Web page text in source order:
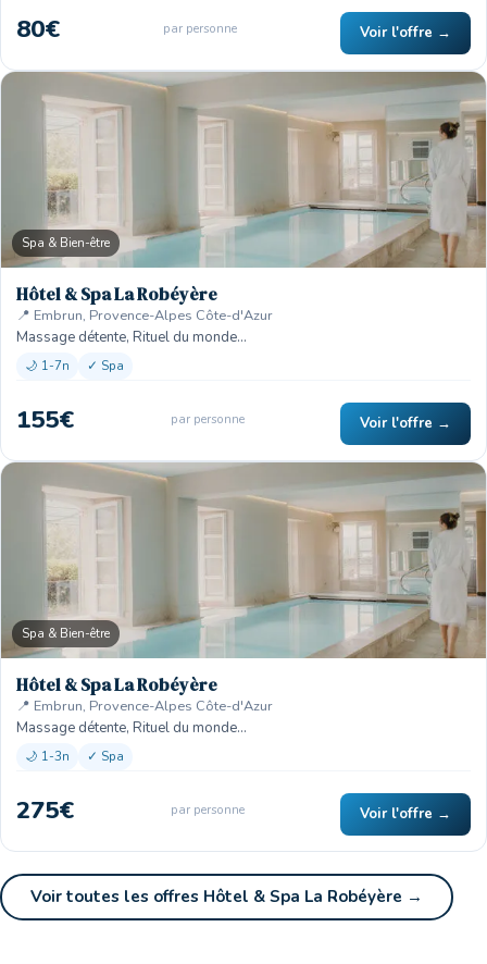
80€ par personne Voir l'offre →
Spa & Bien-être
Hôtel & Spa La Robéyère
📍 Embrun, Provence-Alpes Côte-d'Azur
Massage détente, Rituel du monde…
🌙 1-7n ✓ Spa
155€ par personne Voir l'offre →
Spa & Bien-être
Hôtel & Spa La Robéyère
📍 Embrun, Provence-Alpes Côte-d'Azur
Massage détente, Rituel du monde…
🌙 1-3n ✓ Spa
275€ par personne Voir l'offre →
Voir toutes les offres Hôtel & Spa La Robéyère →